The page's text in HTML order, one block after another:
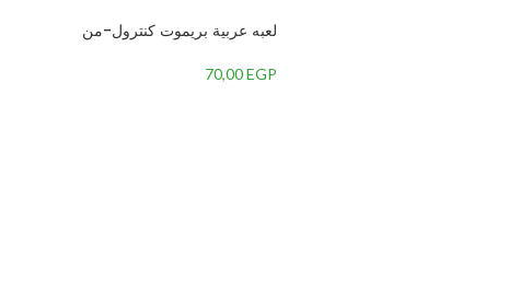
لعبه عربية بريموت كنترول-من
70,00EGP